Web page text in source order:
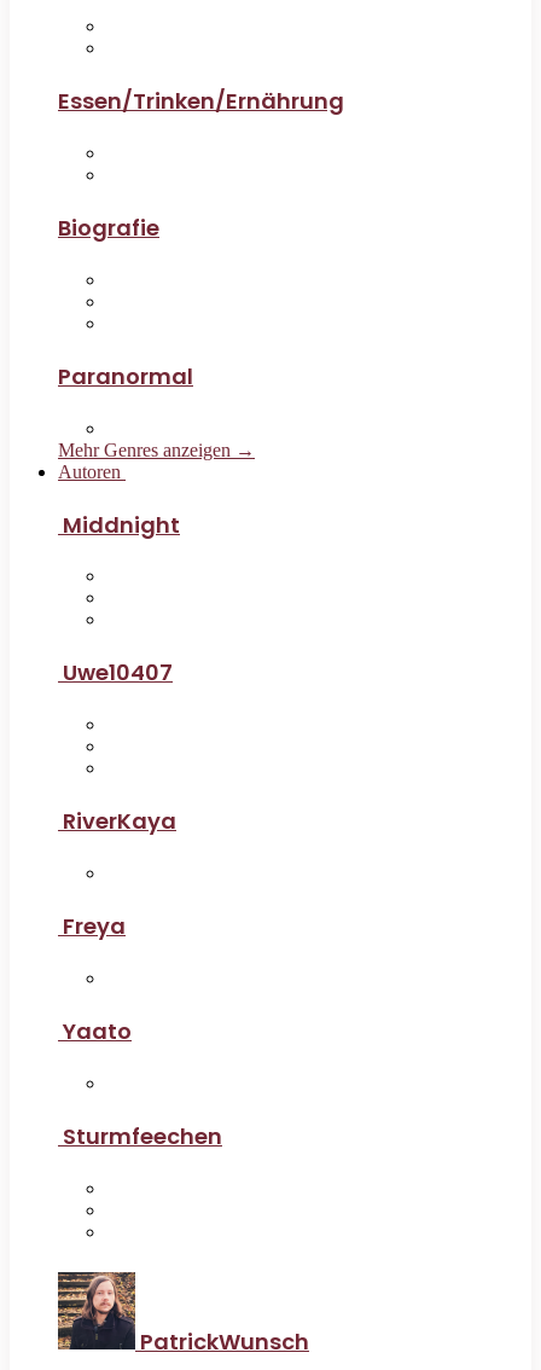
Essen/Trinken/Ernährung
Biografie
Paranormal
Mehr Genres anzeigen →
Autoren
Middnight
Uwe10407
RiverKaya
Freya
Yaato
Sturmfeechen
PatrickWunsch